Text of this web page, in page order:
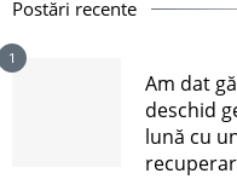
Postări recente
1
Am dat
deschid
lună cu